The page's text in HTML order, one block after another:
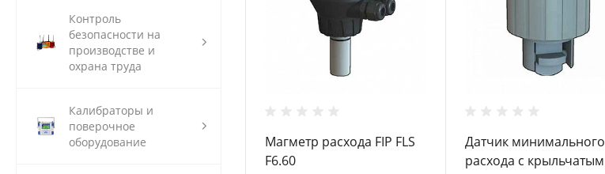
Контроль
безопасности на
производстве и
охрана труда
Калибраторы и
поверочное
оборудование
Магметр расхода FIP FLS
F6.60
Датчик минимального
расхода с крыльчатым